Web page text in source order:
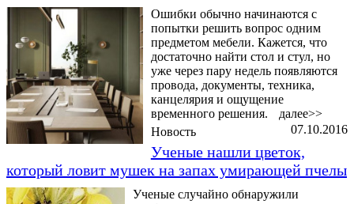
Ошибки обычно начинаются с
попытки решить вопрос одним
предметом мебели. Кажется, что
достаточно найти стол и стул, но
уже через пару недель появляются
провода, документы, техника,
канцелярия и ощущение
временного решения.
далее>>
07.10.2016
Новость
Ученые нашли цветок,
который ловит мушек на запах умирающей пчелы
Ученые случайно обнаружили